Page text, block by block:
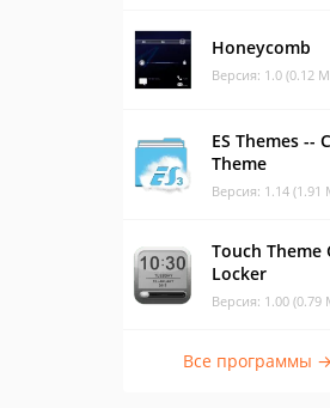
Honeycomb
Версия: 1.0 (0.12
ES Themes --
Theme
Версия: 1.14 (1.91
Touch Theme
Locker
Версия: 1.00 (0.79
Все программы →